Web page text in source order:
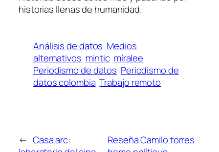
historias llenas de humanidad.
Análisis de datos Medios
alternativos mintic míralee
Periodismo de datos Periodismo de
datos colombia Trabajo remoto
← Casa arc:
Reseña Camilo torres